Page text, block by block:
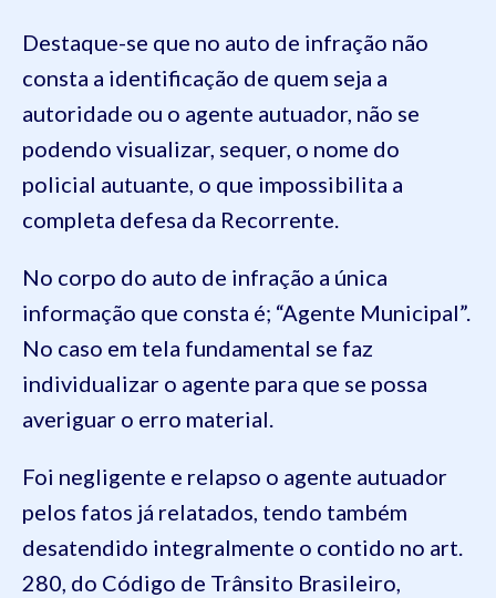
Destaque-se que no auto de infração não
consta a identificação de quem seja a
autoridade ou o agente autuador, não se
podendo visualizar, sequer, o nome do
policial autuante, o que impossibilita a
completa defesa da Recorrente.
No corpo do auto de infração a única
informação que consta é; “Agente Municipal”.
No caso em tela fundamental se faz
individualizar o agente para que se possa
averiguar o erro material.
Foi negligente e relapso o agente autuador
pelos fatos já relatados, tendo também
desatendido integralmente o contido no art.
280, do Código de Trânsito Brasileiro,